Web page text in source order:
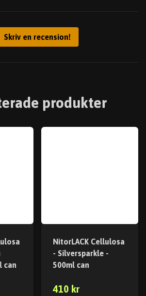
Skriv en recension!
produkter
can
NitorLACK Cellulosa
- Silversparkle -
500ml can
410 kr